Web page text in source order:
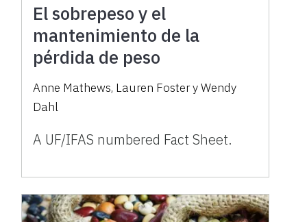
El sobrepeso y el
mantenimiento de la
pérdida de peso
Anne Mathews, Lauren Foster y Wendy
Dahl
A UF/IFAS numbered Fact Sheet.